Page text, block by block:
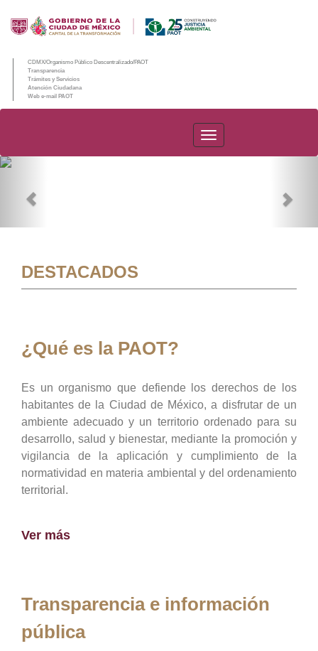
CDMX/Organismo Público Descentralizado/PAOT
Transparencia
Trámites y Servicios
Atención Ciudadana
Web e-mail PAOT
PAOT
DESTACADOS
¿Qué es la PAOT?
Es un organismo que defiende los derechos de los
habitantes de la Ciudad de México, a disfrutar de un
ambiente adecuado y un territorio ordenado para su
desarrollo, salud y bienestar, mediante la promoción y
vigilancia de la aplicación y cumplimiento de la
normatividad en materia ambiental y del ordenamiento
territorial.
Ver más
Transparencia e información
pública